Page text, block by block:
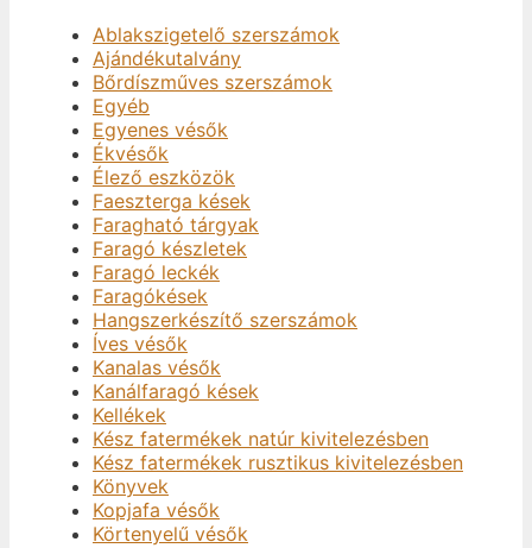
Ablakszigetelő szerszámok
Ajándékutalvány
Bőrdíszműves szerszámok
Egyéb
Egyenes vésők
Ékvésők
Élező eszközök
Faeszterga kések
Faragható tárgyak
Faragó készletek
Faragó leckék
Faragókések
Hangszerkészítő szerszámok
Íves vésők
Kanalas vésők
Kanálfaragó kések
Kellékek
Kész fatermékek natúr kivitelezésben
Kész fatermékek rusztikus kivitelezésben
Könyvek
Kopjafa vésők
Körtenyelű vésők